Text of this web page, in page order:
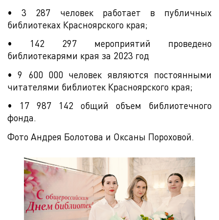
• 3 287 человек работает в публичных
библиотеках Красноярского края;
• 142 297 мероприятий проведено
библиотекарями края за 2023 год
• 9 600 000 человек являются постоянными
читателями библиотек Красноярского края;
• 17 987 142 общий объем библиотечного
фонда.
Фото Андрея Болотова и Оксаны Пороховой.